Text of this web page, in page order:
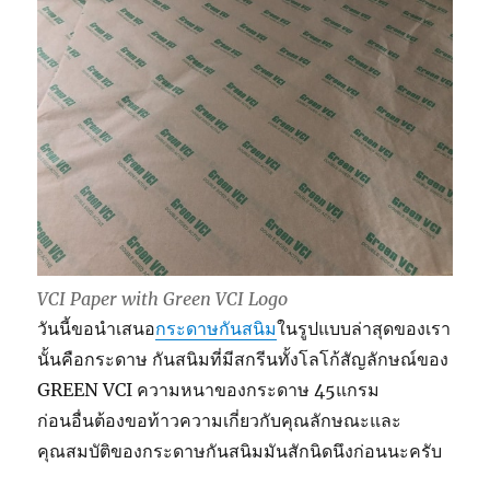
VCI Paper with Green VCI Logo
วันนี้ขอนำเสนอกระดาษกันสนิมในรูปแบบล่าสุดของเรา
นั้นคือกระดาษ กันสนิมที่มีสกรีนทั้งโลโก้สัญลักษณ์ของ
GREEN VCI ความหนาของกระดาษ 45แกรม
ก่อนอื่นต้องขอท้าวความเกี่ยวกับคุณลักษณะและ
คุณสมบัติของกระดาษกันสนิมมันสักนิดนึงก่อนนะครับ